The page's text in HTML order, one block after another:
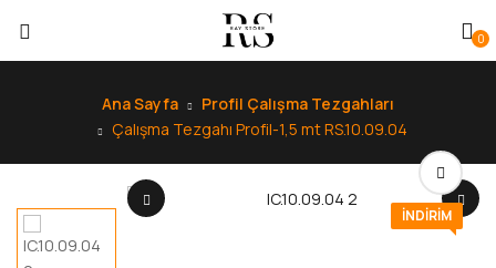
0
Ana Sayfa
Profil Çalışma Tezgahları
Çalışma Tezgahı Profil-1,5 mt RS.10.09.04
INDIRIM